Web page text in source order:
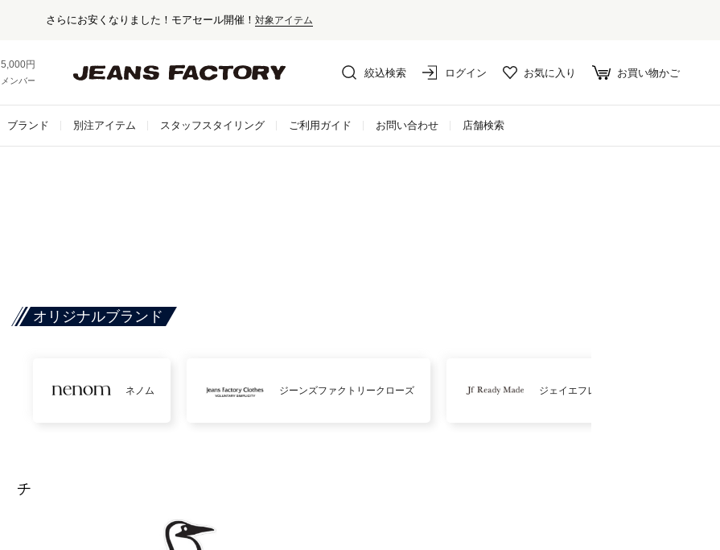
さらにお安くなりました！モアセール開催！ 対象アイテム
5,000円以上お買い上げで送料無料！
メンバー登録でお得な情報をゲット。さらに詳しく
絞込検索 ログイン お気に入り お買い物かご
ブランド 別注アイテム スタッフスタイリング ご利用ガイド お問い合わせ 店舗検索
オリジナルブランド
ネノム ジーンズファクトリークローズ ジェイエフレディメイド
チ